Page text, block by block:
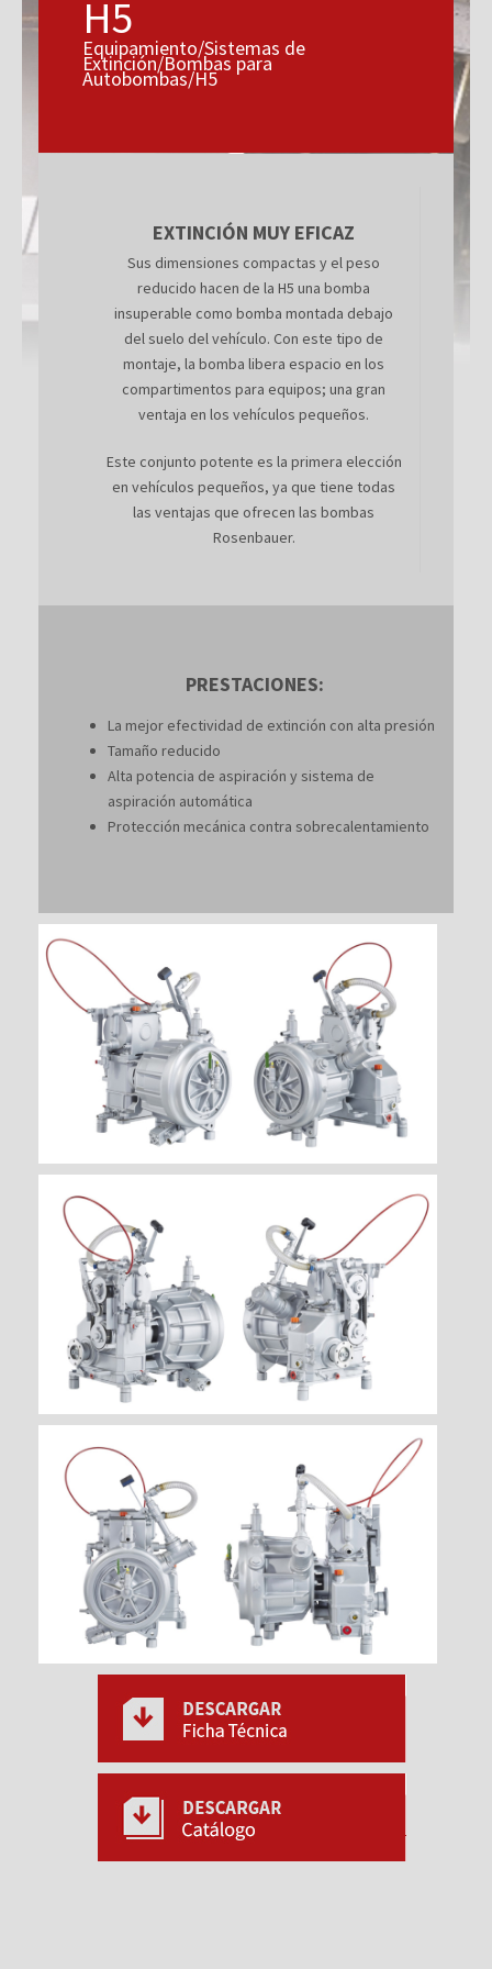
H5
Equipamiento/Sistemas de
Extinción/Bombas para
Autobombas/H5
EXTINCIÓN MUY EFICAZ
Sus dimensiones compactas y el peso
reducido hacen de la H5 una bomba
insuperable como bomba montada debajo
del suelo del vehículo. Con este tipo de
montaje, la bomba libera espacio en los
compartimentos para equipos; una gran
ventaja en los vehículos pequeños.
Este conjunto potente es la primera elección
en vehículos pequeños, ya que tiene todas
las ventajas que ofrecen las bombas
Rosenbauer.
PRESTACIONES:
La mejor efectividad de extinción con alta presión
Tamaño reducido
Alta potencia de aspiración y sistema de
aspiración automática
Protección mecánica contra sobrecalentamiento